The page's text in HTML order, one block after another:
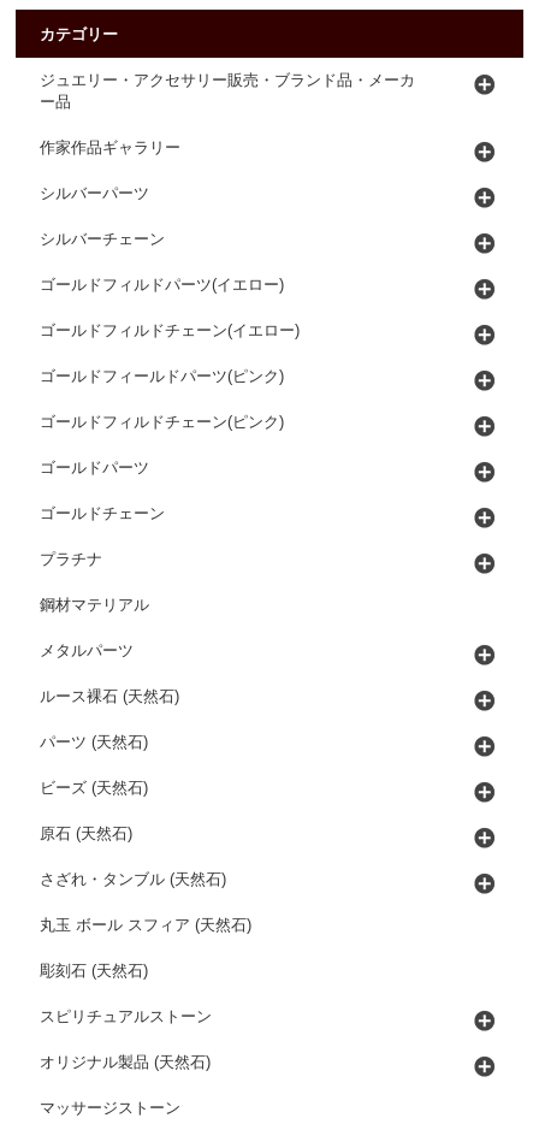
カテゴリー
ジュエリー・アクセサリー販売・ブランド品・メーカ
ー品
作家作品ギャラリー
シルバーパーツ
シルバーチェーン
ゴールドフィルドパーツ(イエロー)
ゴールドフィルドチェーン(イエロー)
ゴールドフィールドパーツ(ピンク)
ゴールドフィルドチェーン(ピンク)
ゴールドパーツ
ゴールドチェーン
プラチナ
鋼材マテリアル
メタルパーツ
ルース裸石 (天然石)
パーツ (天然石)
ビーズ (天然石)
原石 (天然石)
さざれ・タンブル (天然石)
丸玉 ボール スフィア (天然石)
彫刻石 (天然石)
スピリチュアルストーン
オリジナル製品 (天然石)
マッサージストーン